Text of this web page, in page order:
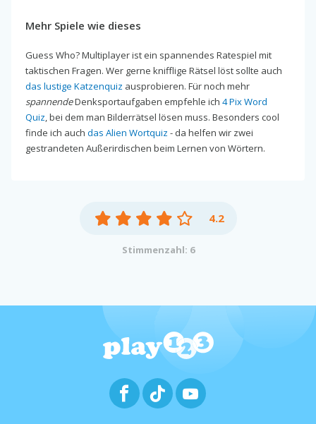
Mehr Spiele wie dieses
Guess Who? Multiplayer ist ein spannendes Ratespiel mit
taktischen Fragen. Wer gerne knifflige Rätsel löst sollte auch
das lustige Katzenquiz ausprobieren. Für noch mehr
spannendeDenksportaufgaben empfehle ich 4 Pix Word
Quiz, bei dem man Bilderrätsel lösen muss. Besonders cool
finde ich auch das Alien Wortquiz - da helfen wir zwei
gestrandeten Außerirdischen beim Lernen von Wörtern.
4.2
Stimmenzahl: 6